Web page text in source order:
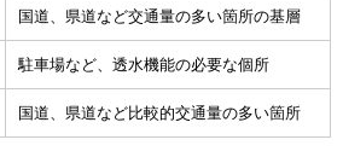
国道、県道など交通量の多い箇所の基層
駐車場など、透水機能の必要な個所
国道、県道など比較的交通量の多い箇所